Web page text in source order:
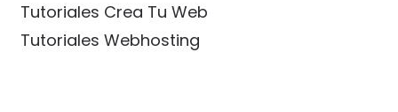
Tutoriales Crea Tu Web
Tutoriales Webhosting